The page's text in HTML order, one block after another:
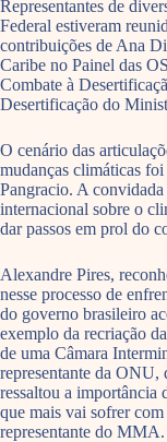
Representantes de
Federal estiveram
contribuições de Ana
Caribe no Painel das
Combate à
Desertificação do
O cenário das
mudanças climáticas
Pangracio. A convidada
internacional sobre o
dar passos em prol do
Alexandre Pires,
nesse processo de
do governo brasileiro
exemplo da recriação
de uma Câmara
representante da ONU,
ressaltou a importância
que mais vai sofrer
representante do MMA.